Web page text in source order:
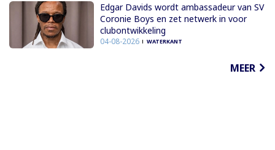
Edgar Davids wordt ambassadeur van SV
Coronie Boys en zet netwerk in voor
clubontwikkeling
04-08-2026 WATERKANT
MEER